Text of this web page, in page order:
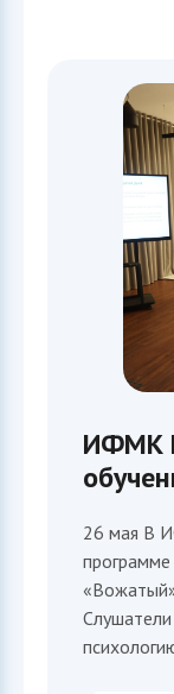
ИФМК
26 мая В
Слушатели